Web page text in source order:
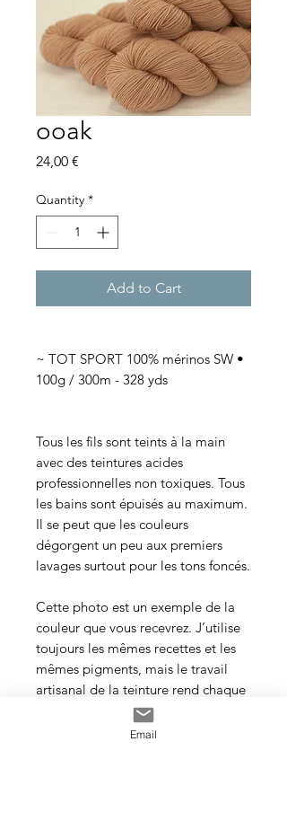
ooak
24,00 €
Quantity *
Add to Cart
~ TOT SPORT 100% mérinos SW •
100g / 300m - 328 yds
Tous les fils sont teints à la main
avec des teintures acides
professionnelles non toxiques. Tous
les bains sont épuisés au maximum.
Il se peut que les couleurs
dégorgent un peu aux premiers
lavages surtout pour les tons foncés.
Cette photo est un exemple de la
couleur que vous recevrez. J’utilise
toujours les mêmes recettes et les
mêmes pigments, mais le travail
artisanal de la teinture rend chaque
écheveau unique, les couleurs
peuvent donc varier d’un bain à
Email